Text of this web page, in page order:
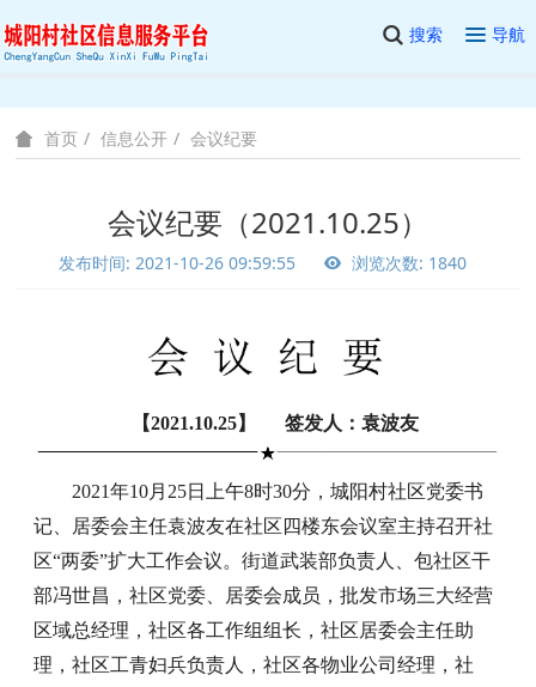
搜索 导航
首页 信息公开 会议纪要
会议纪要（2021.10.25）
发布时间: 2021-10-26 09:59:55 浏览次数: 1840
【2021.10.25】 签发人：袁波友
2021年10月25日上午8时30分，城阳村社区党委书
记、居委会主任袁波友在社区四楼东会议室主持召开社
区“两委”扩大工作会议。街道武装部负责人、包社区干
部冯世昌，社区党委、居委会成员，批发市场三大经营
区域总经理，社区各工作组组长，社区居委会主任助
理，社区工青妇兵负责人，社区各物业公司经理，社